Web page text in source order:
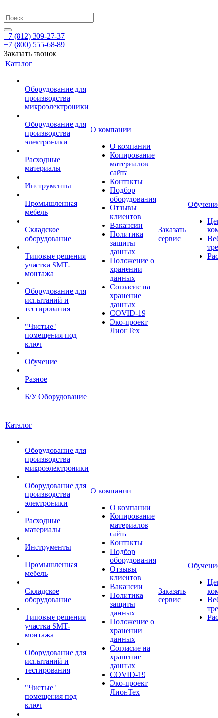
+7 (812) 309-27-37
+7 (800) 555-68-89
Заказать звонок
Каталог
Оборудование для
производства
микроэлектроники
Оборудование для
производства
электроники
Расходные
материалы
Инструменты
Промышленная
мебель
Складское
оборудование
Типовые решения
участка SMT-
монтажа
Оборудование для
испытаний и
тестирования
"Чистые"
помещения под
ключ
Обучение
Разное
Б/У Оборудование
О компании
О компании
Копирование
материалов
сайта
Контакты
Подбор
оборудования
Отзывы
клиентов
Вакансии
Политика
защиты
данных
Положение о
хранении
данных
Согласие на
хранение
данных
COVID-19
Эко-проект
ЛионТех
Заказать
сервис
Каталог
Оборудование для
производства
микроэлектроники
Оборудование для
производства
электроники
Расходные
материалы
Инструменты
Промышленная
мебель
Складское
оборудование
Типовые решения
участка SMT-
монтажа
Оборудование для
испытаний и
тестирования
"Чистые"
помещения под
ключ
О компании
О компании
Копирование
материалов
сайта
Контакты
Подбор
оборудования
Отзывы
клиентов
Вакансии
Политика
защиты
данных
Положение о
хранении
данных
Согласие на
хранение
данных
COVID-19
Эко-проект
ЛионТех
Заказать
сервис